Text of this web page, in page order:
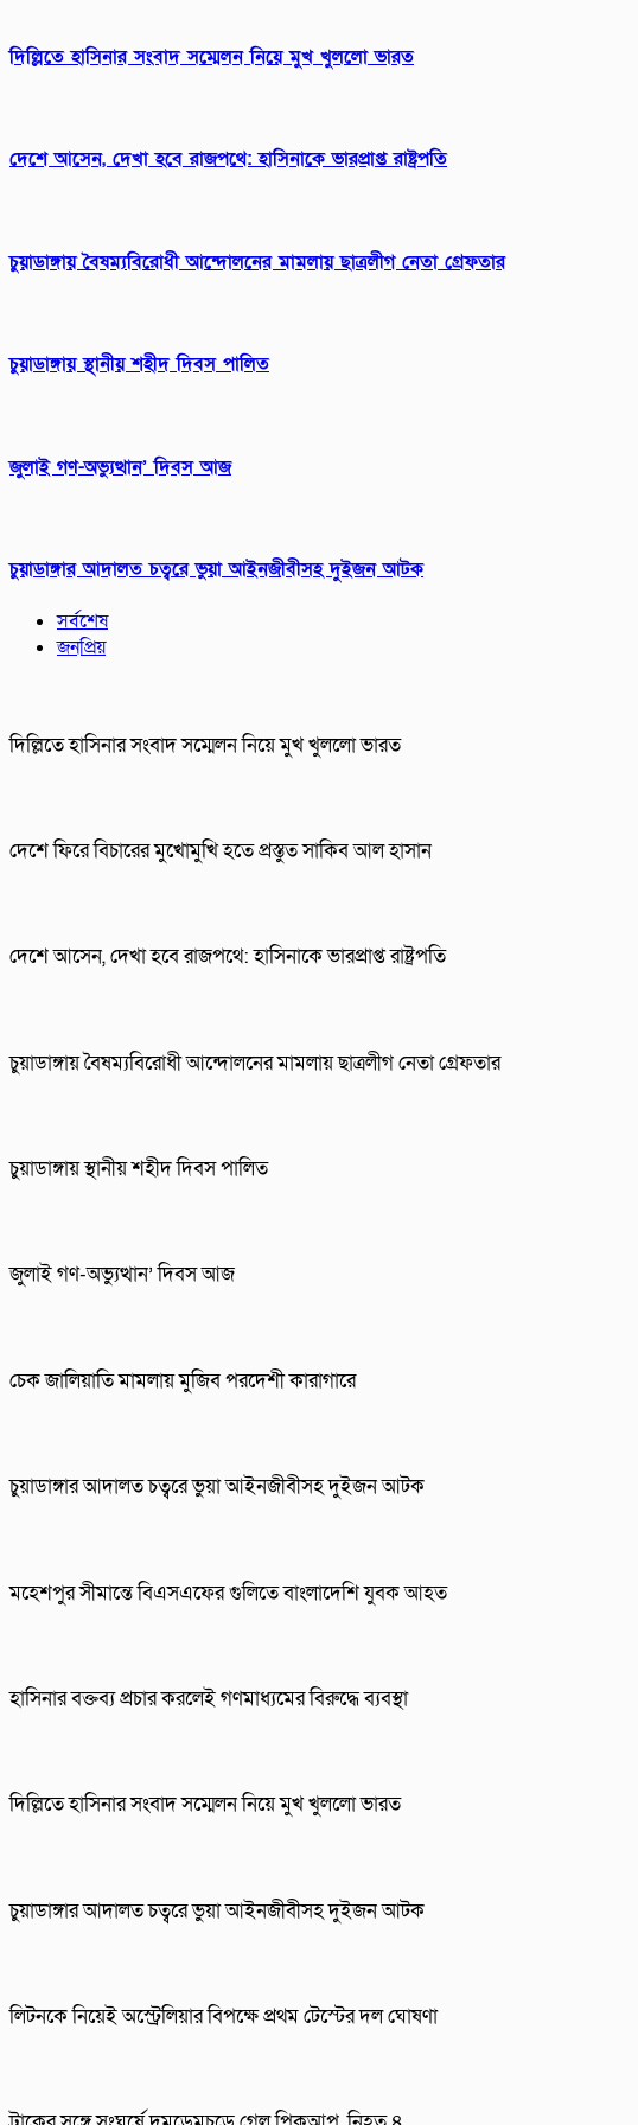
দিল্লিতে হাসিনার সংবাদ সম্মেলন নিয়ে মুখ খুললো ভারত
দেশে আসেন, দেখা হবে রাজপথে: হাসিনাকে ভারপ্রাপ্ত রাষ্ট্রপতি
চুয়াডাঙ্গায় বৈষম্যবিরোধী আন্দোলনের মামলায় ছাত্রলীগ নেতা গ্রেফতার
চুয়াডাঙ্গায় স্থানীয় শহীদ দিবস পা‌লিত
জুলাই গণ-অভ্যুত্থান’ দিবস আজ
চুয়াডাঙ্গার আদালত চত্বরে ভুয়া আইনজীবীসহ দুইজন আটক
সর্বশেষ
জনপ্রিয়
দিল্লিতে হাসিনার সংবাদ সম্মেলন নিয়ে মুখ খুললো ভারত
দেশে ফিরে বিচারের মুখোমুখি হতে প্রস্তুত সাকিব আল হাসান
দেশে আসেন, দেখা হবে রাজপথে: হাসিনাকে ভারপ্রাপ্ত রাষ্ট্রপতি
চুয়াডাঙ্গায় বৈষম্যবিরোধী আন্দোলনের মামলায় ছাত্রলীগ নেতা গ্রেফতার
চুয়াডাঙ্গায় স্থানীয় শহীদ দিবস পা‌লিত
জুলাই গণ-অভ্যুত্থান’ দিবস আজ
চেক জালিয়াতি মামলায় মুজিব পরদেশী কারাগারে
চুয়াডাঙ্গার আদালত চত্বরে ভুয়া আইনজীবীসহ দুইজন আটক
মহেশপুর সীমান্তে বিএসএফের গুলিতে বাংলাদেশি যুবক আহত
হাসিনার বক্তব্য প্রচার করলেই গণমাধ্যমের বিরুদ্ধে ব্যবস্থা
দিল্লিতে হাসিনার সংবাদ সম্মেলন নিয়ে মুখ খুললো ভারত
চুয়াডাঙ্গার আদালত চত্বরে ভুয়া আইনজীবীসহ দুইজন আটক
লিটনকে নিয়েই অস্ট্রেলিয়ার বিপক্ষে প্রথম টেস্টের দল ঘোষণা